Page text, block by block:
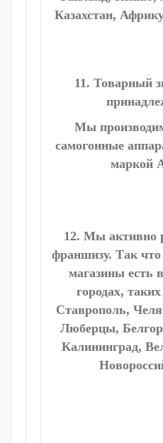
Казахстан,
11.
Мы
самогонные
12. Мы активно
франшизу. Так
магазины есть
городах,
Ставрополь,
Люберцы,
Калининград,